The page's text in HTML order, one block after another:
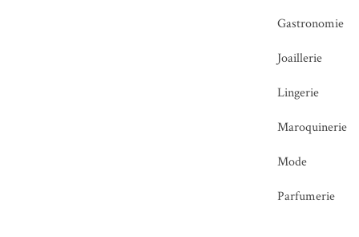
Gastronomie
Joaillerie
Lingerie
Maroquinerie
Mode
Parfumerie